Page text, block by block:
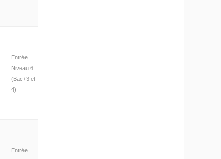
Entrée
Niveau 6
(Bac+3 et
4)
Entrée